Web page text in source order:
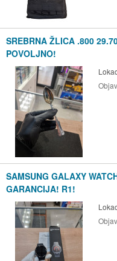
SREBRNA ŽLICA .800
POVOLJNO!
SAMSUNG GALAXY
GARANCIJA! R1!